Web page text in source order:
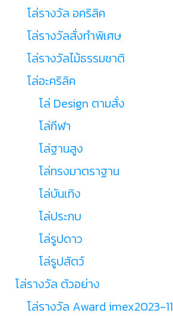
โล่รางวัล อคริลิค
โล่รางวัลสั่งทำพิเศษ
โล่รางวัลไม้ธรรมชาติ
โล่อะคริลิค
โล่ Design ตามสั่ง
โล่กีฬา
โล่ฐานสูง
โล่ทรงมาตราฐาน
โล่บันเทิง
โล่ประกบ
โล่รูปดาว
โล่รูปสัตว์
โล่รางวัล ตัวอย่าง
โล่รางวัล Award imex2023-11